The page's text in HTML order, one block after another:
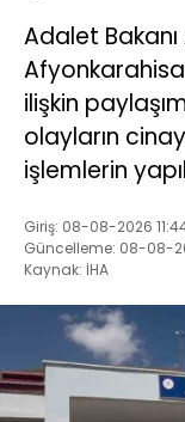
Adalet Bakanı
ilişkin
olayların
işlemlerin
Giriş: 08-08-2026
Güncelleme: 08-08-
Kaynak: İHA